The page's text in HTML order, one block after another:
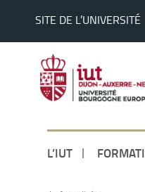
SITE DE L’UNIVERSITÉ
L’IUT